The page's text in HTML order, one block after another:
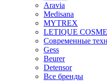
Aravia
Medisana
MYTREX
LETIQUE
Современные
Gess
Beurer
Detensor
Все бренды